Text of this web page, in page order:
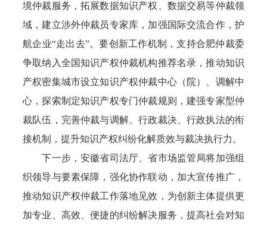
境仲裁服务，拓展数据知识产权、数据交易等仲裁领
域，建立涉外仲裁员专家库，加强国际交流合作，护
航企业“走出去”。要创新工作机制，支持合肥仲裁委
争取纳入全国知识产权仲裁机构推荐名录，推动知识
产权密集城市设立知识产权仲裁中心（院）、调解中
心，探索制定知识产权专门仲裁规则，建强专家型仲
裁队伍，完善仲裁与调解、行政裁决、行政执法的衔
接机制，提升知识产权纠纷化解质效与裁决执行力。
下一步，安徽省司法厅、省市场监管局将加强组
织领导与要素保障，强化协作联动，加大宣传推广，
推动知识产权仲裁工作落地见效，为创新主体提供更
加专业、高效、便捷的纠纷解决服务，提高社会对知